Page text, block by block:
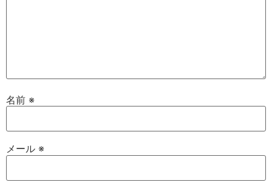
名前 ※
メール ※